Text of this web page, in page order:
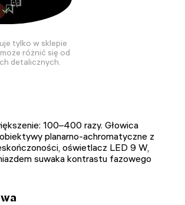
tylko w sklepie
różnić się od
detalicznych.
100–400 razy. Głowica
planarno-achromatyczne z
oświetlacz LED 9 W,
suwaka kontrastu fazowego